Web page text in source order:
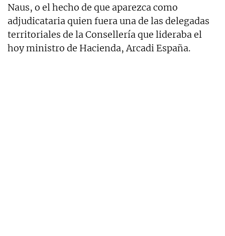
Naus, o el hecho de que aparezca como
adjudicataria quien fuera una de las delegadas
territoriales de la Consellería que lideraba el
hoy ministro de Hacienda, Arcadi España.